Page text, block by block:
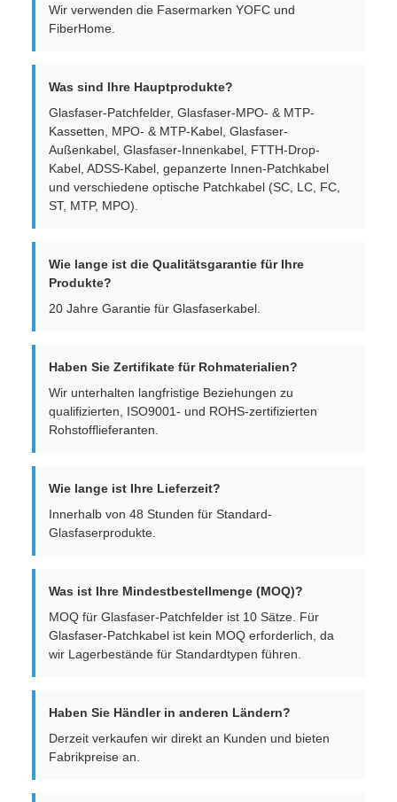
Wir verwenden die Fasermarken YOFC und
FiberHome.
Was sind Ihre Hauptprodukte?
Glasfaser-Patchfelder, Glasfaser-MPO- & MTP-
Kassetten, MPO- & MTP-Kabel, Glasfaser-
Außenkabel, Glasfaser-Innenkabel, FTTH-Drop-
Kabel, ADSS-Kabel, gepanzerte Innen-Patchkabel
und verschiedene optische Patchkabel (SC, LC, FC,
ST, MTP, MPO).
Wie lange ist die Qualitätsgarantie für Ihre
Produkte?
20 Jahre Garantie für Glasfaserkabel.
Haben Sie Zertifikate für Rohmaterialien?
Wir unterhalten langfristige Beziehungen zu
qualifizierten, ISO9001- und ROHS-zertifizierten
Rohstofflieferanten.
Wie lange ist Ihre Lieferzeit?
Innerhalb von 48 Stunden für Standard-
Glasfaserprodukte.
Was ist Ihre Mindestbestellmenge (MOQ)?
MOQ für Glasfaser-Patchfelder ist 10 Sätze. Für
Glasfaser-Patchkabel ist kein MOQ erforderlich, da
wir Lagerbestände für Standardtypen führen.
Haben Sie Händler in anderen Ländern?
Derzeit verkaufen wir direkt an Kunden und bieten
Fabrikpreise an.